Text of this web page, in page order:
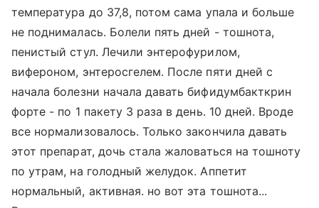
температура до 37,8, потом сама упала и больше
не поднималась. Болели пять дней - тошнота,
пенистый стул. Лечили энтерофурилом,
вифероном, энтеросгелем. После пяти дней с
начала болезни начала давать бифидумбакткрин
форте - по 1 пакету 3 раза в день. 10 дней. Вроде
все нормализовалось. Только закончила давать
этот препарат, дочь стала жаловаться на тошноту
по утрам, на голодный желудок. Аппетит
нормальный, активная. но вот эта тошнота...